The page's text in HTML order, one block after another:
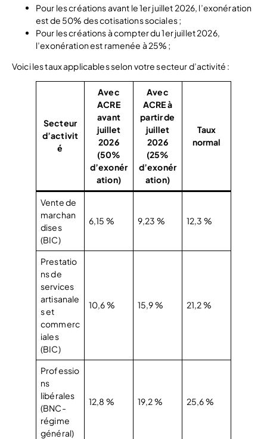
Pour les créations avant le 1er juillet 2026, l’exonération
est de 50% des cotisations sociales ;
Pour les créations à compter du 1er juillet 2026,
l’exonération est ramenée à 25% ;
Voici les taux applicables selon votre secteur d’activité :
Secteur
d’activit
é
Avec
ACRE
avant
juillet
2026
(50%
d’exonér
ation)
Avec
ACRE à
partir de
juillet
2026
(25%
d’exonér
ation)
Taux
normal
Vente de
marchan
dises
(BIC)
6,15 % 9,23 % 12,3 %
Prestatio
ns de
services
artisanale
s et
commerc
iales
(BIC)
10,6 % 15,9 % 21,2 %
Professio
ns
libérales
(BNC-
régime
général)
12,8 % 19,2 % 25,6 %